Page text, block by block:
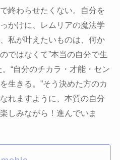
終わらせたくない。自分を
かけに、レムリアの魔法学
私が叶えたいものは、何か
ではなくて”本当の自分で生
“自分のチカラ・才能・セン
生きる。”そう決めた方のカ
れますように、本質の自分
しみながら！進んでいま